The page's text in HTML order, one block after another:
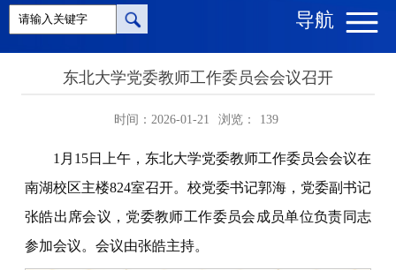
导航
东北大学党委教师工作委员会会议召开
时间：2026-01-21 浏览： 139
1月15日上午，东北大学党委教师工作委员会会议在
南湖校区主楼824室召开。校党委书记郭海，党委副书记
张皓出席会议，党委教师工作委员会成员单位负责同志
参加会议。会议由张皓主持。